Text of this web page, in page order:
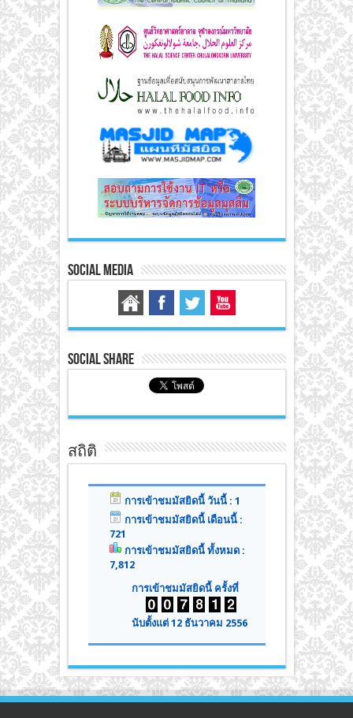
Social Media
Social Share
สถิติ
การเข้าชมมัสยิดนี้ วันนี้ : 1
การเข้าชมมัสยิดนี้ เดือนนี้ :
721
การเข้าชมมัสยิดนี้ ทั้งหมด :
7,812
การเข้าชมมัสยิดนี้ ครั้งที่
นับตั้งแต่ 12 ธันวาคม 2556